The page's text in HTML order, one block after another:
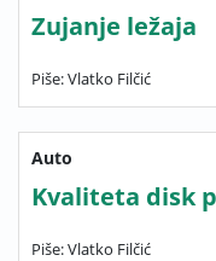
Zujanje ležaja
Piše: Vlatko Filčić
Auto
Kvaliteta disk
Piše: Vlatko Filčić